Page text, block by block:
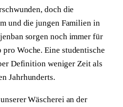
doch die
und die jungen Familien in
sorgen noch immer für
Woche. Eine studentische
Definition weniger Zeit als
Jahrhunderts.
Wäscherei an der